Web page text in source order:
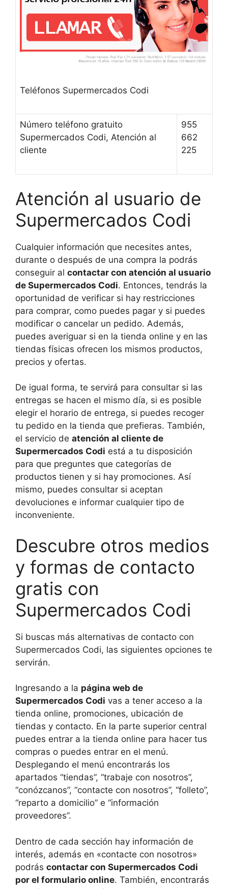
Teléfonos Supermercados Codi
Número teléfono gratuito
Supermercados Codi, Atención al
cliente
955
662
225
Atención al usuario de
Supermercados Codi
Cualquier información que necesites antes,
durante o después de una compra la podrás
conseguir al contactar con atención al usuario
de Supermercados Codi. Entonces, tendrás la
oportunidad de verificar si hay restricciones
para comprar, como puedes pagar y si puedes
modificar o cancelar un pedido. Además,
puedes averiguar si en la tienda online y en las
tiendas físicas ofrecen los mismos productos,
precios y ofertas.
De igual forma, te servirá para consultar si las
entregas se hacen el mismo día, si es posible
elegir el horario de entrega, si puedes recoger
tu pedido en la tienda que prefieras. También,
el servicio de atención al cliente de
Supermercados Codi está a tu disposición
para que preguntes que categorías de
productos tienen y si hay promociones. Así
mismo, puedes consultar si aceptan
devoluciones e informar cualquier tipo de
inconveniente.
Descubre otros medios
y formas de contacto
gratis con
Supermercados Codi
Si buscas más alternativas de contacto con
Supermercados Codi, las siguientes opciones te
servirán.
Ingresando a la página web de
Supermercados Codi vas a tener acceso a la
tienda online, promociones, ubicación de
tiendas y contacto. En la parte superior central
puedes entrar a la tienda online para hacer tus
compras o puedes entrar en el menú.
Desplegando el menú encontrarás los
apartados “tiendas”, “trabaje con nosotros”,
“conózcanos”, “contacte con nosotros”, “folleto”,
“reparto a domicilio” e “información
proveedores”.
Dentro de cada sección hay información de
interés, además en «contacte con nosotros»
podrás contactar con Supermercados Codi
por el formulario online. También, encontrarás